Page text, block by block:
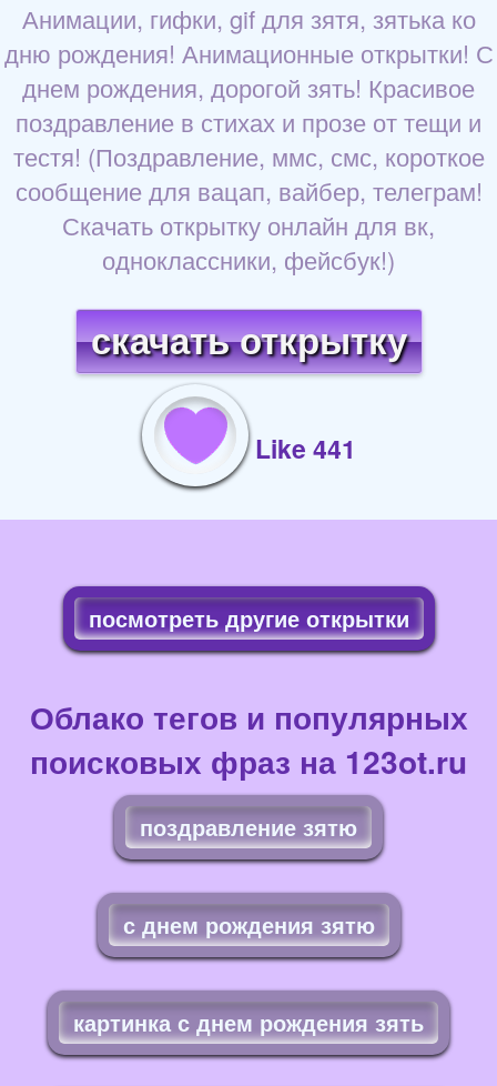
Анимации, гифки, gif для зятя, зятька ко
дню рождения! Анимационные открытки! С
днем рождения, дорогой зять! Красивое
поздравление в стихах и прозе от тещи и
тестя! (Поздравление, ммс, смс, короткое
сообщение для вацап, вайбер, телеграм!
Скачать открытку онлайн для вк,
одноклассники, фейсбук!)
скачать открытку
Like 441
посмотреть другие открытки
Облако тегов и популярных
поисковых фраз на 123ot.ru
поздравление зятю
с днем рождения зятю
картинка с днем рождения зять